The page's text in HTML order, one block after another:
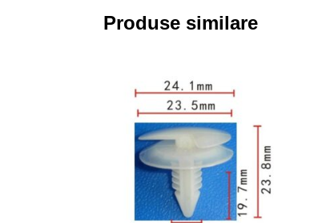
Produse similare